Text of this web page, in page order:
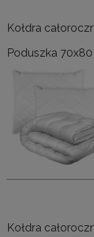
Kołdra
Poduszka
Kołdra